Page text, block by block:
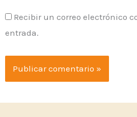
Recibir un correo electrónico
entrada.